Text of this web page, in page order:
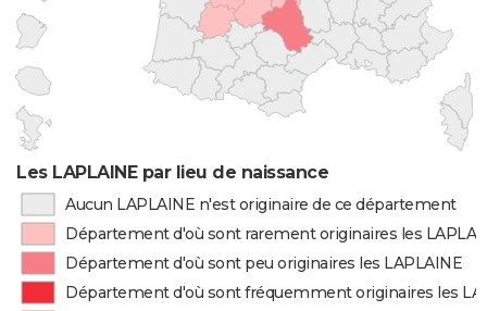
Les LAPLAINE par lieu de naissance
Aucun LAPLAINE n'est originaire de ce département
Département d'où sont rarement originaires les
Département d'où sont peu originaires les LAPLAINE
Département d'où sont fréquemment originaires les